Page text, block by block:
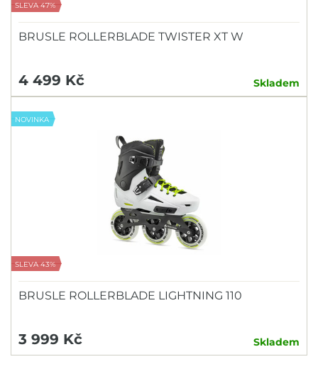
SLEVA 47%
BRUSLE ROLLERBLADE TWISTER XT W
4 499 Kč Skladem
NOVINKA
SLEVA 43%
BRUSLE ROLLERBLADE LIGHTNING 110
3 999 Kč Skladem